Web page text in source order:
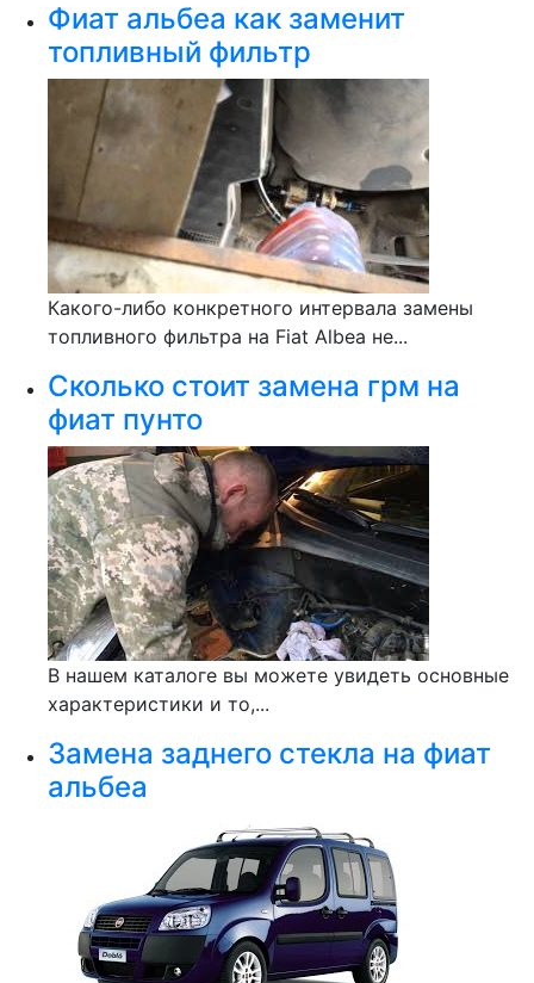
Фиат альбеа как заменит
топливный фильтр
Какого-либо конкретного интервала замены
топливного фильтра на Fiat Albea не...
Сколько стоит замена грм на
фиат пунто
В нашем каталоге вы можете увидеть основные
характеристики и то,...
Замена заднего стекла на фиат
альбеа